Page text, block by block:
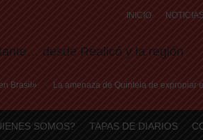
INICIO
La amenaza de Quintela de expropiar
SOMOS? TAPAS DE DIARIOS